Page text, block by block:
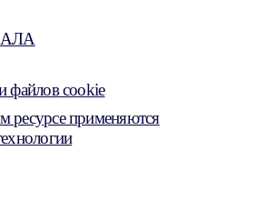
файлов cookie
ресурсе применяются